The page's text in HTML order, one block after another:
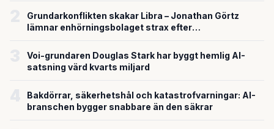
Grundarkonflikten skakar Libra – Jonathan Görtz
lämnar enhörningsbolaget strax efter
Voi-grundaren Douglas Stark har byggt hemlig AI-
satsning värd kvarts miljard
Bakdörrar, säkerhetshål och katastrofvarningar: AI-
branschen bygger snabbare än den säkrar